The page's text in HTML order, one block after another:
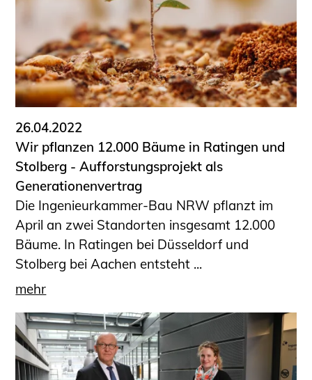
26.04.2022
Wir pflanzen 12.000 Bäume in Ratingen und
Stolberg - Aufforstungsprojekt als
Generationenvertrag
Die Ingenieurkammer-Bau NRW pflanzt im
April an zwei Standorten insgesamt 12.000
Bäume. In Ratingen bei Düsseldorf und
Stolberg bei Aachen entsteht ...
mehr